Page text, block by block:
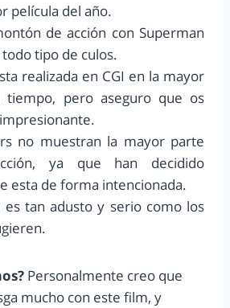
película del año.
de acción con Superman
tipo de culos.
realizada en CGI en la mayor
tiempo, pero aseguro que os
no muestran la mayor parte
ya que han decidido
esta de forma intencionada.
es tan adusto y serio como los
Personalmente creo que
mucho con este film, y